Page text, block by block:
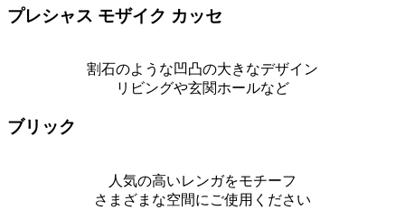
プレシャス モザイク カッセ
割石のような凹凸の大きなデザイン
リビングや玄関ホールなど
ブリック
人気の高いレンガをモチーフ
さまざまな空間にご使用ください